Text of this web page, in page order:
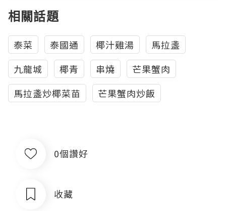
相關話題
泰菜 泰國通 椰汁雞湯
馬拉盞
九龍城
椰青 串燒
芒果蟹肉
馬拉盞炒椰菜苗
芒果蟹肉炒飯
0個讚好
收藏